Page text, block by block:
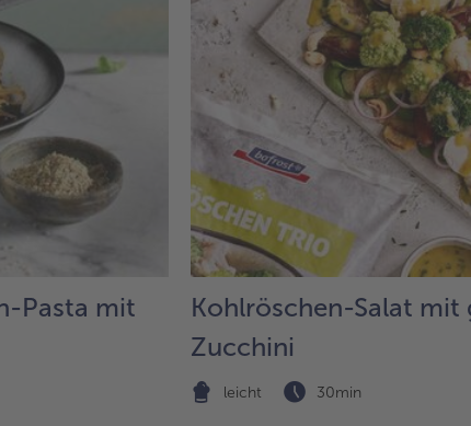
Pasta mit
Kohlröschen-Salat mit
Zucchini
leicht 30min